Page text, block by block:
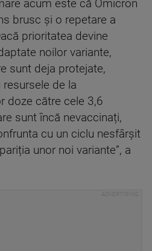
acum este că Omicron
brusc și o repetare a
prioritatea devine
noilor variante,
sunt deja protejate,
de la
doze către cele 3,6
sunt încă nevaccinați,
cu un ciclu nesfârșit
unor noi variante”, a